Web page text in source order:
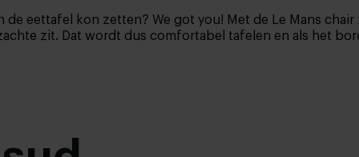
eettafel kon zetten? We got you! Met de Le Mans
zit. Dat wordt dus comfortabel tafelen en als het